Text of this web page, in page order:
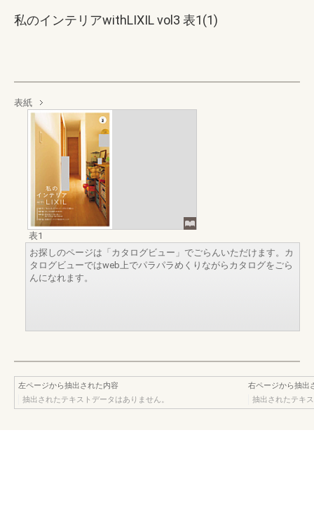
私のインテリアwithLIXIL vol3 表1(1)
表紙
表1
お探しのページは「カタログビュー」でごらんいただけます。カ
タログビューではweb上でパラパラめくりながらカタログをごら
んになれます。
左ページから抽出された内容
抽出されたテキストデータはありません。
右ページから抽出
抽出されたテキ